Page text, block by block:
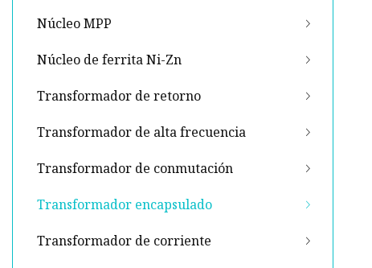
Núcleo MPP
Núcleo de ferrita Ni-Zn
Transformador de retorno
Transformador de alta frecuencia
Transformador de conmutación
Transformador encapsulado
Transformador de corriente